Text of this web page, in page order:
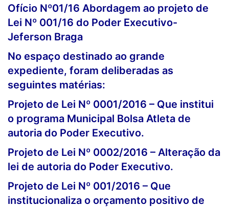
Ofício Nº01/16 Abordagem ao projeto de
Lei Nº 001/16 do Poder Executivo-
Jeferson Braga
No espaço destinado ao grande
expediente, foram deliberadas as
seguintes matérias:
Projeto de Lei Nº 0001/2016 – Que institui
o programa Municipal Bolsa Atleta de
autoria do Poder Executivo.
Projeto de Lei Nº 0002/2016 – Alteração da
lei de autoria do Poder Executivo.
Projeto de Lei Nº 001/2016 – Que
institucionaliza o orçamento positivo de